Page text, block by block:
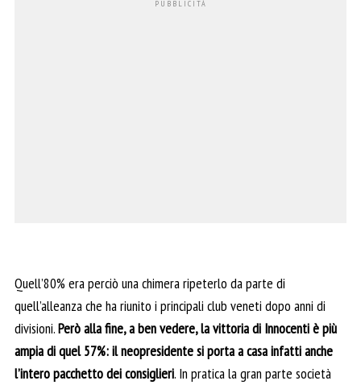
Quell’80% era perciò una chimera ripeterlo da parte di
quell’alleanza che ha riunito i principali club veneti dopo anni di
divisioni.Però alla fine, a ben vedere, la vittoria di Innocenti è più
ampia di quel 57%: il neopresidente si porta a casa infatti anche
l’intero pacchetto dei consiglieri. In pratica la gran parte società